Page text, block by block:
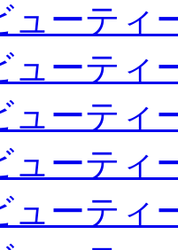
ューティ
ューティ
ューティ
ューティ
ューティ